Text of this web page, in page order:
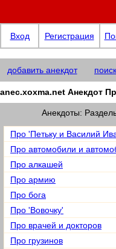
Вход Регистрация
добавить анекдот
anec.xoxma.net Анекдот
Анекдоты:
Про 'Петьку и Василий
Про автомобили и
Про алкашей
Про армию
Про бога
Про 'Вовочку'
Про врачей и докторов
Про грузинов